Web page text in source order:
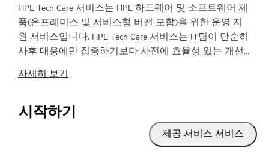
HPE Tech Care 서비스는 HPE 하드웨어 및 소프트웨어 제
품(온프레미스 및 서비스형 버전 포함)을 위한 운영 지
원 서비스입니다. HPE Tech Care 서비스는 IT팀이 단순히
사후 대응에만 집중하기보다 사전에 효율성 있는 개선
줍니다.
HPE Tech Care 서비스는 고객이 위험을 줄이는 것뿐만 아
니라 업무 효율을 높이는 방법을 모색하는 데 도움이 되
도록 제품별 전문가에 대한 직접 액세스를 지원하고, 일
반적인 기술 관련 지원을 제공합니다. HPE Tech Care 서
자세히 보기
시작하기
제공 서비스 서비스